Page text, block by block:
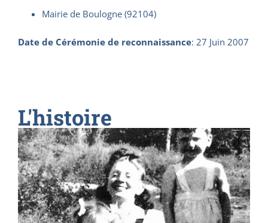
Mairie de Boulogne (92104)
Date de Cérémonie de reconnaissance: 27 Juin 2007
L'histoire